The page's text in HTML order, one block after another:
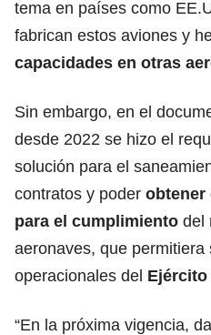
tema en países como
fabrican estos aviones y
capacidades en otras
Sin embargo, en el
desde 2022 se hizo el
solución para el
contratos y poder obtener
para el cumplimiento del
aeronaves, que
operacionales del Ejército
“En la próxima vigencia,